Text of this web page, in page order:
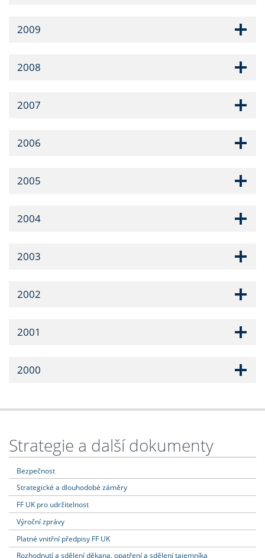
2009
2008
2007
2006
2005
2004
2003
2002
2001
2000
Strategie a další dokumenty
Bezpečnost
Strategické a dlouhodobé záměry
FF UK pro udržitelnost
Výroční zprávy
Platné vnitřní předpisy FF UK
Rozhodnutí a sdělení děkana, opatření a sdělení tajemníka